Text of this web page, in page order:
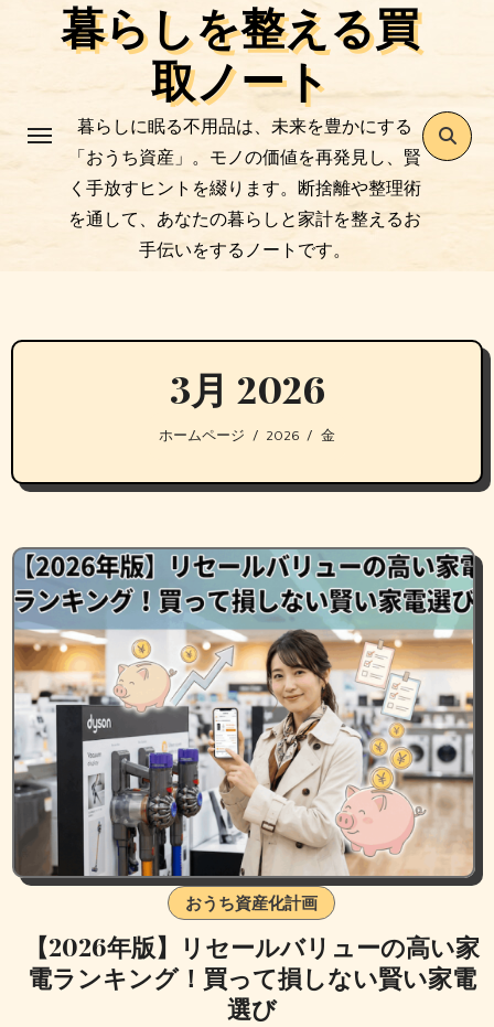
ツ
暮らしを整える買
取ノート
暮らしに眠る不用品は、未来を豊かにする
「おうち資産」。モノの価値を再発見し、賢
く手放すヒントを綴ります。断捨離や整理術
を通して、あなたの暮らしと家計を整えるお
手伝いをするノートです。
3月 2026
ホームページ 2026 金
おうち資産化計画
【2026年版】リセールバリューの高い家
電ランキング！買って損しない賢い家電
選び